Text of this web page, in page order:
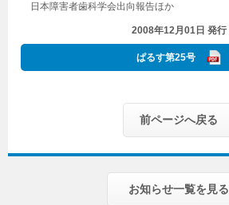
日本障害者歯科学会出向報告ほか
2008年12月01日 発行
ぱるす第25号
前ページへ戻る
お知らせ一覧を見る